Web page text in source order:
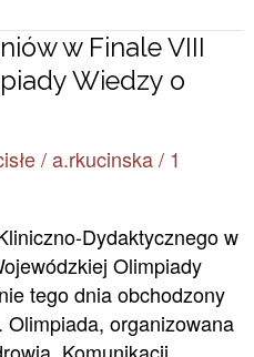
w Finale VIII
Wiedzy o
/a.rkucinska/ 1
Dydaktycznego w
Olimpiady
tego dnia obchodzony
organizowana